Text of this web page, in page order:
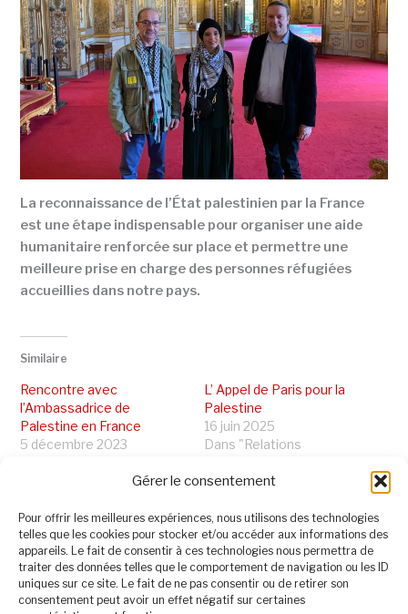
Gérer le consentement
Pour offrir les meilleures expériences, nous utilisons des technologies
telles que les cookies pour stocker et/ou accéder aux informations des
appareils. Le fait de consentir à ces technologies nous permettra de
traiter des données telles que le comportement de navigation ou les ID
uniques sur ce site. Le fait de ne pas consentir ou de retirer son
consentement peut avoir un effet négatif sur certaines
La reconnaissance de l’État palestinien par la France
est une étape indispensable pour organiser une aide
humanitaire renforcée sur place et permettre une
meilleure prise en charge des personnes réfugiées
accueillies dans notre pays.
Similaire
Rencontre avec
l’Ambassadrice de
Palestine en France
5 décembre 2023
L’ Appel de Paris pour la
Palestine
16 juin 2025
Dans "Relations
Leïla Shahid
24 février 2026
Dans "Relations
internationales"